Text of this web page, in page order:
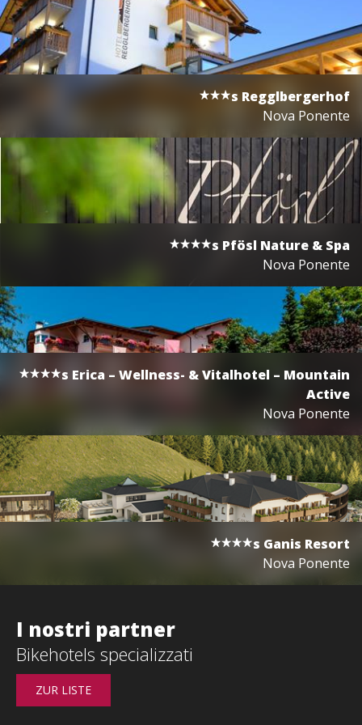
s Regglbergerhof
Nova Ponente
s Pfösl Nature & Spa
Nova Ponente
s Erica – Wellness- & Vitalhotel – Mountain
Active
Nova Ponente
s Ganis Resort
Nova Ponente
I nostri partner
Bikehotels specializzati
ZUR LISTE